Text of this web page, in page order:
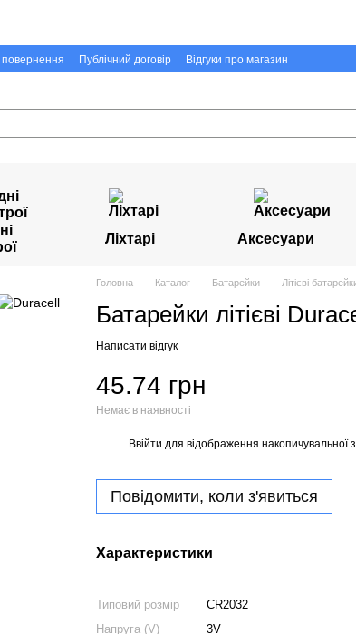
Публічний договір Відгуки про магазин
Ліхтарі Аксесуари
Головна Каталог Батарейки Літієві
Батарейки літієві
Написати відгук
45.74 грн
Немає в наявності
Ввійти для відображення накопичувальної
Повідомити, коли з'явиться
Характеристики
Типовий розмір
CR2032
Напруга (V)
3V